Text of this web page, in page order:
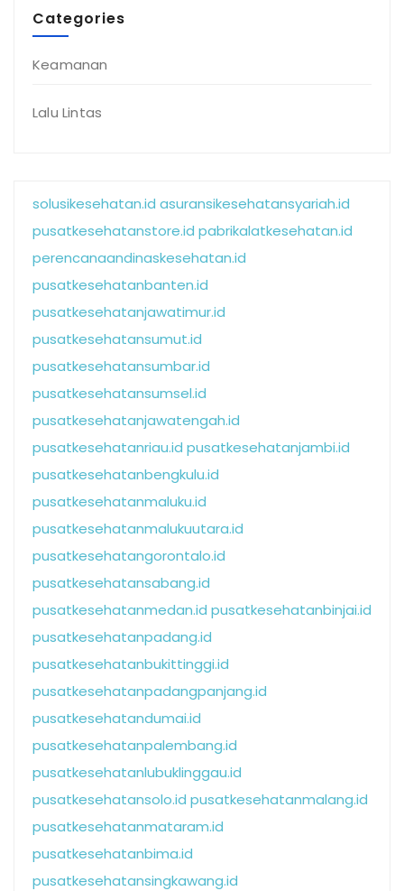
Categories
Keamanan
Lalu Lintas
solusikesehatan.id asuransikesehatansyariah.id
pusatkesehatanstore.id pabrikalatkesehatan.id
perencanaandinaskesehatan.id
pusatkesehatanbanten.id
pusatkesehatanjawatimur.id
pusatkesehatansumut.id
pusatkesehatansumbar.id
pusatkesehatansumsel.id
pusatkesehatanjawatengah.id
pusatkesehatanriau.id pusatkesehatanjambi.id
pusatkesehatanbengkulu.id
pusatkesehatanmaluku.id
pusatkesehatanmalukuutara.id
pusatkesehatangorontalo.id
pusatkesehatansabang.id
pusatkesehatanmedan.id pusatkesehatanbinjai.id
pusatkesehatanpadang.id
pusatkesehatanbukittinggi.id
pusatkesehatanpadangpanjang.id
pusatkesehatandumai.id
pusatkesehatanpalembang.id
pusatkesehatanlubuklinggau.id
pusatkesehatansolo.id pusatkesehatanmalang.id
pusatkesehatanmataram.id
pusatkesehatanbima.id
pusatkesehatansingkawang.id